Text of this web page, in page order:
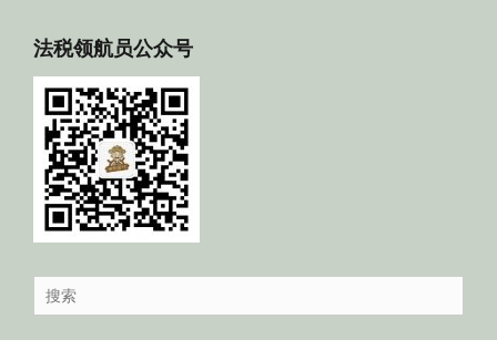
法税领航员公众号
Search
for: